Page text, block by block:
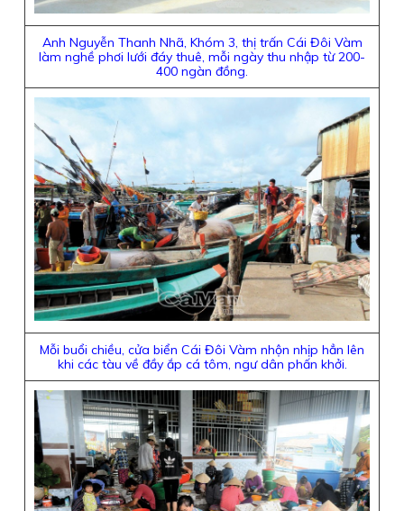
Anh Nguyễn Thanh Nhã, Khóm 3, thị trấn Cái Đôi Vàm
làm nghề phơi lưới đáy thuê, mỗi ngày thu nhập từ 200-
400 ngàn đồng.
Mỗi buổi chiều, cửa biển Cái Đôi Vàm nhộn nhịp hẳn lên
khi các tàu về đầy ắp cá tôm, ngư dân phấn khởi.